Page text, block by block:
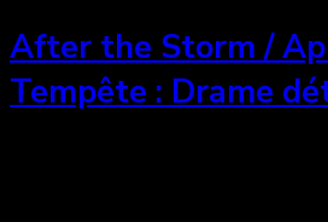
After the Storm /
Tempête : Drame